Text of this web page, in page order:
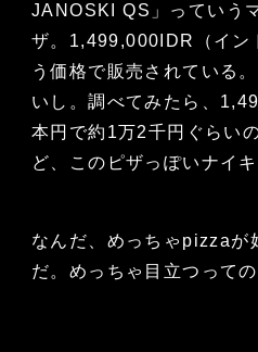
JANOSKI QS」っていう
ザ。1,499,000IDR（イン
う価格で販売されている
いし。調べてみたら、
本円で約1万2千円ぐらい
ど、このピザっぽいナイ
なんだ、めっちゃpizzaが
だ。めっちゃ目立つって